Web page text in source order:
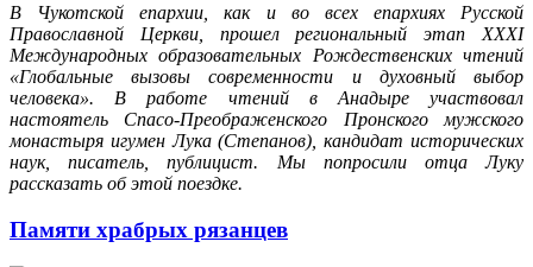
В Чукотской епархии, как и во всех епархиях Русской
Православной Церкви, прошел региональный этап ХХХI
Международных образовательных Рождественских чтений
«Глобальные вызовы современности и духовный выбор
человека». В работе чтений в Анадыре участвовал
настоятель Спасо-Преображенского Пронского мужского
монастыря игумен Лука (Степанов), кандидат исторических
наук, писатель, публицист. Мы попросили отца Луку
рассказать об этой поездке.
Памяти храбрых рязанцев